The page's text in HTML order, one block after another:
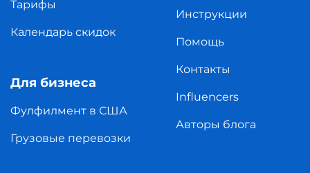
Тарифы
Календарь скидок
Для бизнеса
Фулфилмент в США
Грузовые перевозки
Инструкции
Помощь
Контакты
Influencers
Авторы блога